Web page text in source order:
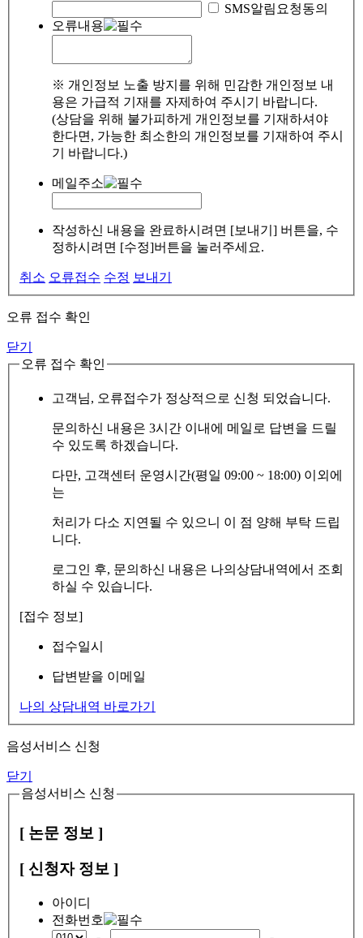
SMS알림요청동의
오류내용
※ 개인정보 노출 방지를 위해 민감한 개인정보 내
용은 가급적 기재를 자제하여 주시기 바랍니다.
(상담을 위해 불가피하게 개인정보를 기재하셔야
한다면, 가능한 최소한의 개인정보를 기재하여 주시
기 바랍니다.)
메일주소
작성하신 내용을 완료하시려면 [보내기] 버튼을, 수
정하시려면 [수정]버튼을 눌러주세요.
취소 오류접수 수정 보내기
오류 접수 확인
닫기
오류 접수 확인
고객님, 오류접수가 정상적으로 신청 되었습니다.
문의하신 내용은 3시간 이내에 메일로 답변을 드릴
수 있도록 하겠습니다.
다만, 고객센터 운영시간(평일 09:00 ~ 18:00) 이외에
는
처리가 다소 지연될 수 있으니 이 점 양해 부탁 드립
니다.
로그인 후, 문의하신 내용은 나의상담내역에서 조회
하실 수 있습니다.
[접수 정보]
접수일시
답변받을 이메일
나의 상담내역 바로가기
음성서비스 신청
닫기
음성서비스 신청
[ 논문 정보 ]
[ 신청자 정보 ]
아이디
전화번호